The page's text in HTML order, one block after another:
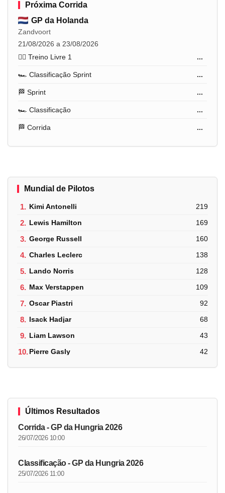
Próxima Corrida
GP da Holanda
Zandvoort
21/08/2026 a 23/08/2026
🏋️‍♂️ Treino Livre 1
...
🏎️ Classificação Sprint ...
🏁 Sprint ...
🏎️ Classificação ...
🏁 Corrida ...
Mundial de Pilotos
1. Kimi Antonelli 219
2. Lewis Hamilton 169
3. George Russell 160
4. Charles Leclerc 138
5. Lando Norris 128
6. Max Verstappen 109
7. Oscar Piastri 92
8. Isack Hadjar 68
9. Liam Lawson 43
10.Pierre Gasly 42
Últimos Resultados
Corrida - GP da Hungria 2026
26/07/2026 10:00
Classificação - GP da Hungria 2026
25/07/2026 11:00